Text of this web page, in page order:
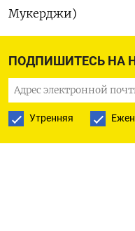
ПОДПИШИТЕСЬ НА
Утренняя
Мукерджи)